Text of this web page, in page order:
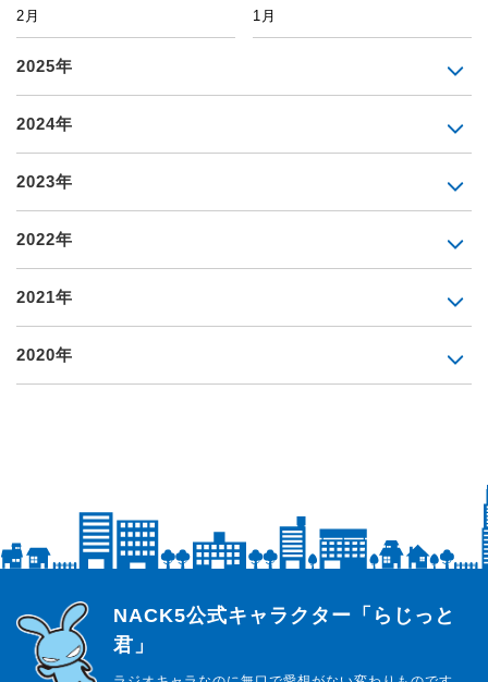
2月 1月
2025年
2024年
2023年
2022年
2021年
2020年
らじっと君
NACK5公式キャラクター「らじっと
君」